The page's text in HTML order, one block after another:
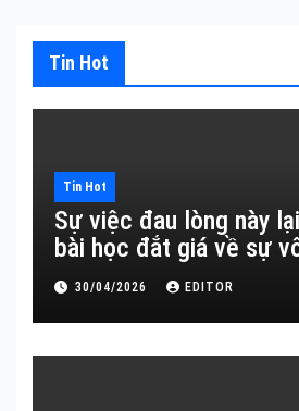
Tin Hot
Tin Hot
Sự việc đau lòng này
bài học đắt giá về sự
30/04/2026 EDITOR